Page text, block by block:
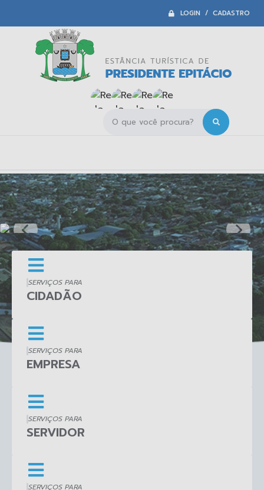
LOGIN / CADASTRO
CIDADÃO
SERVIÇOS PARA
EMPRESA
SERVIÇOS PARA
SERVIDOR
SERVIÇOS PARA
SERVIÇOS PARA